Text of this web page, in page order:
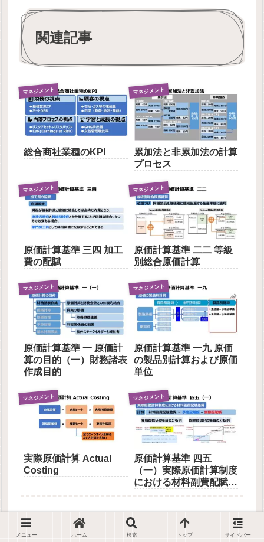
関連記事
マネジメント
総合商社業種のKPI
マネジメント
累加法と非累加法の計算
プロセス
マネジメント
原価計算基準 三四 加工
費の配賦
マネジメント
原価計算基準 二二 等級
別総合原価計算
マネジメント
原価計算基準 一 原価計
算の目的（一）財務諸表
作成目的
マネジメント
原価計算基準 一九 原価
の製品別計算および原価
単位
マネジメント
実際原価計算 Actual
Costing
マネジメント
原価計算基準 四五
（一）実際原価計算制度
における材料副費配賦差
メニュー ホーム 検索 トップ サイドバー